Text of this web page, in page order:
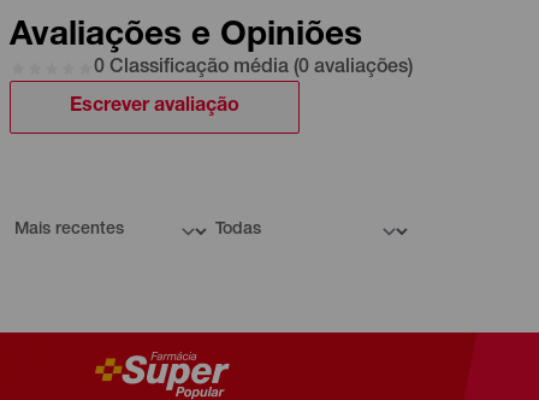
Avaliações e Opiniões
0 Classificação média (0 avaliações)
Escrever avaliação